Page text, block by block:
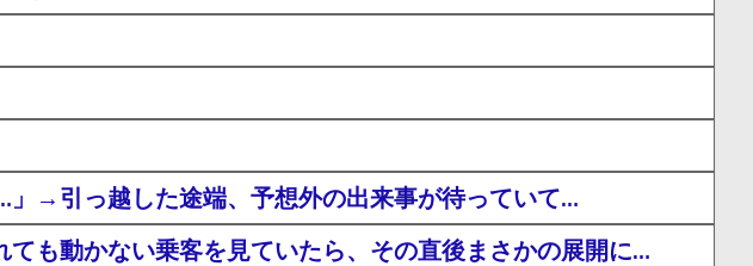
→引っ越した途端、予想外の出来事が待っていて…
も動かない乗客を見ていたら、その直後まさかの展開に…